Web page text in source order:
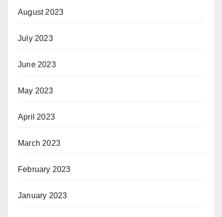
August 2023
July 2023
June 2023
May 2023
April 2023
March 2023
February 2023
January 2023